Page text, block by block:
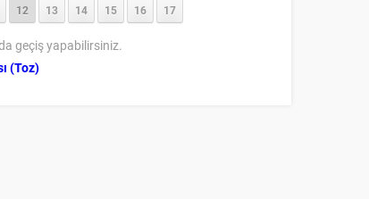
12 13 14 15 16 17
geçiş yapabilirsiniz.
(Toz)